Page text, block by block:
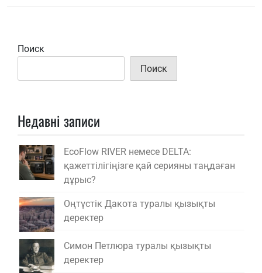
Поиск
Поиск
Недавні записи
EcoFlow RIVER немесе DELTA:
қажеттілігіңізге қай серияны таңдаған
дұрыс?
Оңтүстік Дакота туралы қызықты
деректер
Симон Петлюра туралы қызықты
деректер